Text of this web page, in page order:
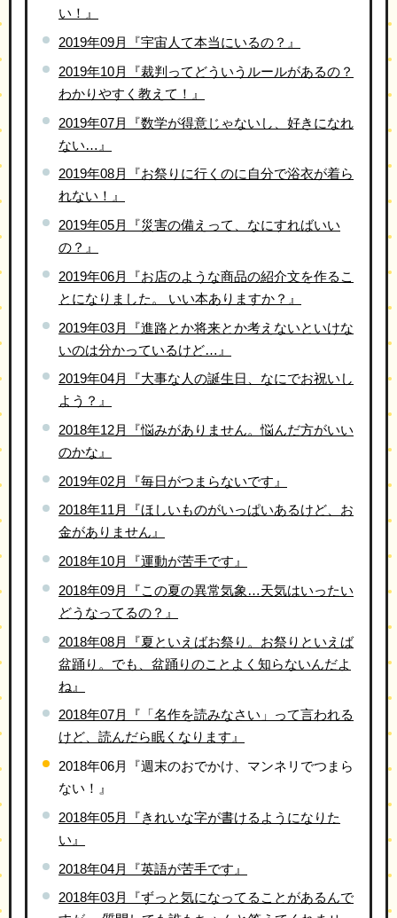
い！』
2019年09月『宇宙人て本当にいるの？』
2019年10月『裁判ってどういうルールがあるの？
わかりやすく教えて！』
2019年07月『数学が得意じゃないし、好きになれ
ない…』
2019年08月『お祭りに行くのに自分で浴衣が着ら
れない！』
2019年05月『災害の備えって、なにすればいい
の？』
2019年06月『お店のような商品の紹介文を作るこ
とになりました。 いい本ありますか？』
2019年03月『進路とか将来とか考えないといけな
いのは分かっているけど…』
2019年04月『大事な人の誕生日、なにでお祝いし
よう？』
2018年12月『悩みがありません。悩んだ方がいい
のかな』
2019年02月『毎日がつまらないです』
2018年11月『ほしいものがいっぱいあるけど、お
金がありません』
2018年10月『運動が苦手です』
2018年09月『この夏の異常気象…天気はいったい
どうなってるの？』
2018年08月『夏といえばお祭り。お祭りといえば
盆踊り。でも、盆踊りのことよく知らないんだよ
ね』
2018年07月『「名作を読みなさい」って言われる
けど、読んだら眠くなります』
2018年06月『週末のおでかけ、マンネリでつまら
ない！』
2018年05月『きれいな字が書けるようになりた
い』
2018年04月『英語が苦手です』
2018年03月『ずっと気になってることがあるんで